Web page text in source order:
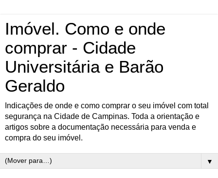
Imóvel. Como e onde
comprar - Cidade
Universitária e Barão
Geraldo
Indicações de onde e como comprar o seu imóvel com total
segurança na Cidade de Campinas. Toda a orientação e
artigos sobre a documentação necessária para venda e
compra do seu imóvel.
▼